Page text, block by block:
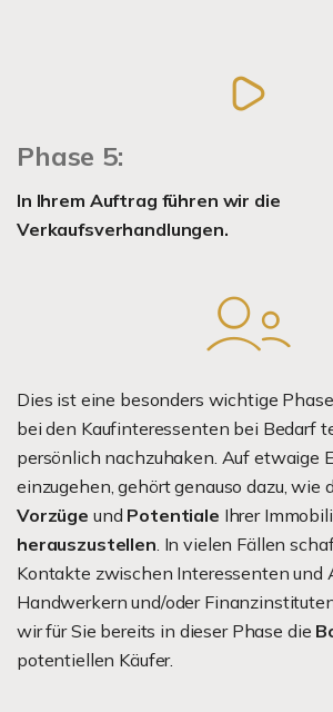
Phase 5:
In Ihrem Auftrag führen wir die
Verkaufsverhandlungen.
Dies ist eine besonders wichtige
bei den Kaufinteressenten bei Bedarf
persönlich nachzuhaken. Auf etwaige
einzugehen, gehört genauso dazu, wie
Vorzüge und Potentiale Ihrer
herauszustellen. In vielen Fällen
Kontakte zwischen Interessenten und
Handwerkern und/oder
wir für Sie bereits in dieser Phase die
potentiellen Käufer.